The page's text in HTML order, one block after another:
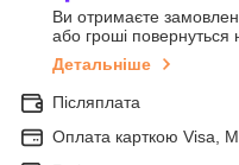
Ви отримаєте
або гроші повернуться
Детальніше
Післяплата
Оплата карткою Visa,